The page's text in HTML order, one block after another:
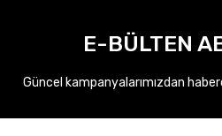
E-BÜLTEN
Güncel kampanyalarımızdan